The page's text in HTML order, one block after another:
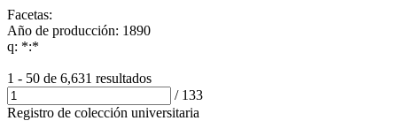
Facetas:
Año de producción: 1890
q: *:*
1 - 50 de 6,631 resultados
/ 133
Registro de colección universitaria